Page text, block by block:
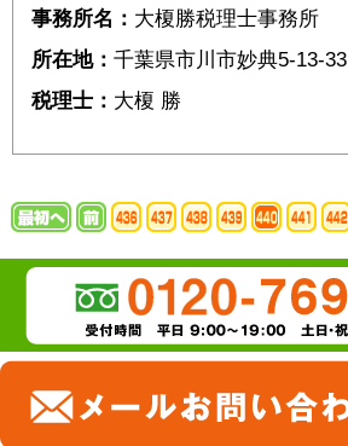
事務所名： 大榎勝税理士事務所
所在地： 千葉県市川市妙典5-13-33
税理士： 大榎 勝